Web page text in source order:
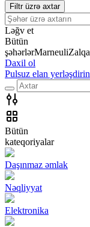
Filtr üzrə axtar
Ləğv et
Bütün
şəhərlərMarneuliZalqa
Daxil ol
Pulsuz elan yerləşdirin
Bütün
kateqoriyalar
Daşınmaz əmlak
Nəqliyyat
Elektronika